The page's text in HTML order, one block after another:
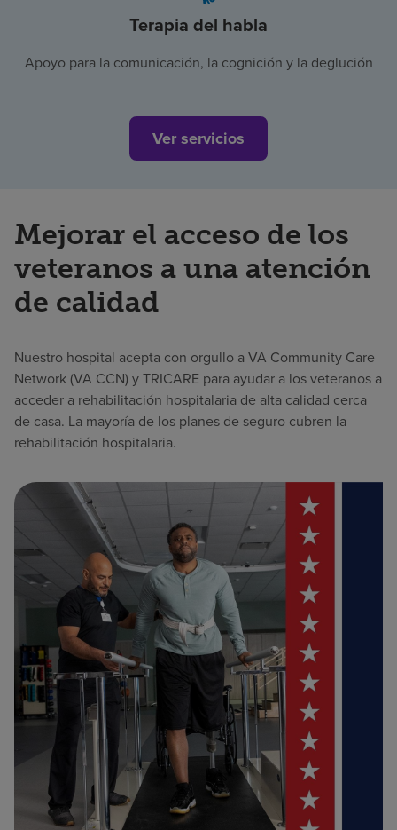
Terapia del habla
Apoyo para la comunicación, la cognición y la deglución
Ver servicios
Mejorar el acceso de los
veteranos a una atención
de calidad
Nuestro hospital acepta con orgullo a VA Community Care
Network (VA CCN) y TRICARE para ayudar a los veteranos a
acceder a rehabilitación hospitalaria de alta calidad cerca
de casa. La mayoría de los planes de seguro cubren la
rehabilitación hospitalaria.